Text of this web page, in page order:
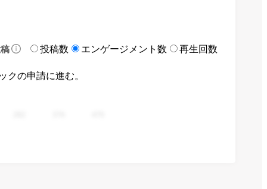
投稿数 エンゲージメント数 再生回数
の申請に進む。